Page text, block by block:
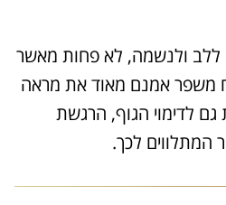
ללב ולנשמה, לא פחות מאשר
משפר אמנם מאוד את מראה
לדימוי הגוף, הרגשת
המתלווים לכך.